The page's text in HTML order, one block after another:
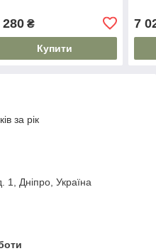
280₴
Купити
7
за рік
1, Дніпро, Україна